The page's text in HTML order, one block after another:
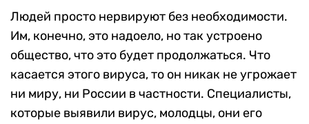
Людей просто нервируют без необходимости.
Им, конечно, это надоело, но так устроено
общество, что это будет продолжаться. Что
касается этого вируса, то он никак не угрожает
ни миру, ни России в частности. Специалисты,
которые выявили вирус, молодцы, они его